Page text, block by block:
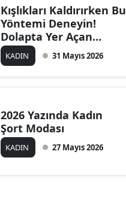
Gümüşhane
Mersin
İstanbul
Kışlıkları Kaldırırken Bu
Yöntemi Deneyin!
Dolapta Yer Açan
Pratik Çözüm
KADIN 31 Mayıs 2026
2026 Yazında Kadın
Şort Modası
KADIN 27 Mayıs 2026